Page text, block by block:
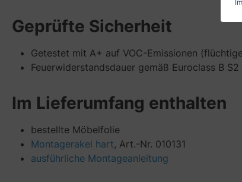
Geprüfte Sicherheit
Getestet mit A+ auf VOC-Emissionen
Feuerwiderstandsdauer gemäß Euroclass B
Im Lieferumfang enthalten
bestellte Möbelfolie
Montagerakel hart, Art.-Nr. 010131
ausführliche Montageanleitung